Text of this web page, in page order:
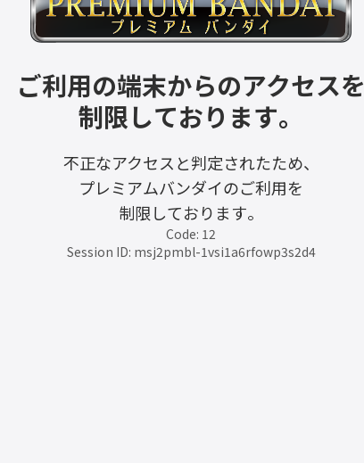
ご利用の端末からのアクセスを
制限しております。
不正なアクセスと判定されたため、
プレミアムバンダイのご利用を
制限しております。
Code: 12
Session ID: msj2pmbl-1vsi1a6rfowp3s2d4